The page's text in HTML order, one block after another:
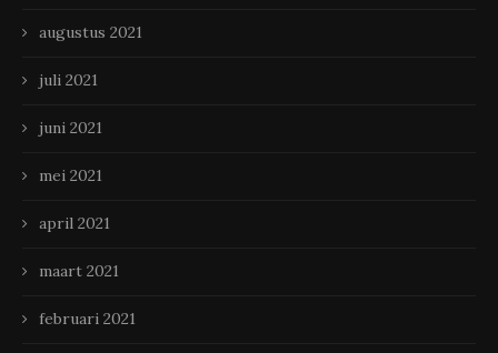
augustus 2021
juli 2021
juni 2021
mei 2021
april 2021
maart 2021
februari 2021